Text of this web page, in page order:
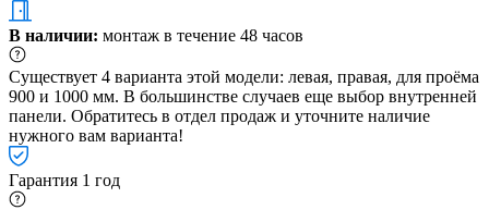
В наличии: монтаж в течение 48 часов
Существует 4 варианта этой модели: левая, правая, для проёма
900 и 1000 мм. В большинстве случаев еще выбор внутренней
панели. Обратитесь в отдел продаж и уточните наличие
нужного вам варианта!
Гарантия 1 год